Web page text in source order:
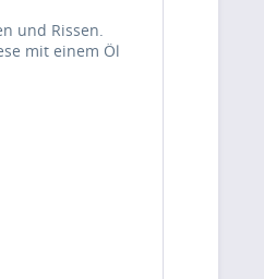
und Rissen.
mit einem Öl